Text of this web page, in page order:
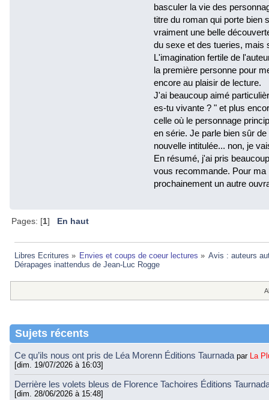
basculer la vie des
titre du roman qui porte bien
vraiment une belle
du sexe et des tueries, mais
L'imagination fertile de
la première personne pour
encore au plaisir de lecture.
J'ai beaucoup aimé
es-tu vivante ? " et plus
celle où le personnage
en série. Je parle bien sûr de
nouvelle intitulée... non, je
En résumé, j'ai pris
vous recommande. Pour ma
prochainement un autre
Pages: [1] En haut
Libres Ecritures » Envies et coups de coeur lectures » Avis : auteurs
Dérapages inattendus de Jean-Luc Rogge
Sujets récents
Ce qu’ils nous ont pris de Léa Morenn Éditions Taurnada par La
[dim. 19/07/2026 à 16:03]
Derrière les volets bleus de Florence Tachoires Éditions
[dim. 28/06/2026 à 15:48]